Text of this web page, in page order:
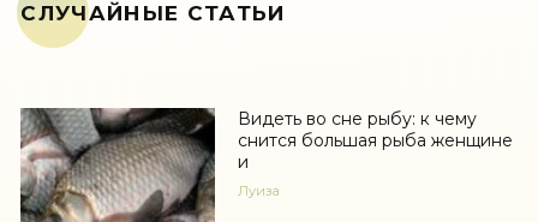
СЛУЧАЙНЫЕ СТАТЬИ
Видеть во сне рыбу: к чему
снится большая рыба женщине
и
Луиза